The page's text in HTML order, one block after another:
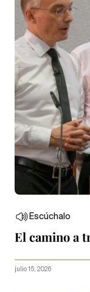
Escúchalo
El camino a
julio 15, 2026